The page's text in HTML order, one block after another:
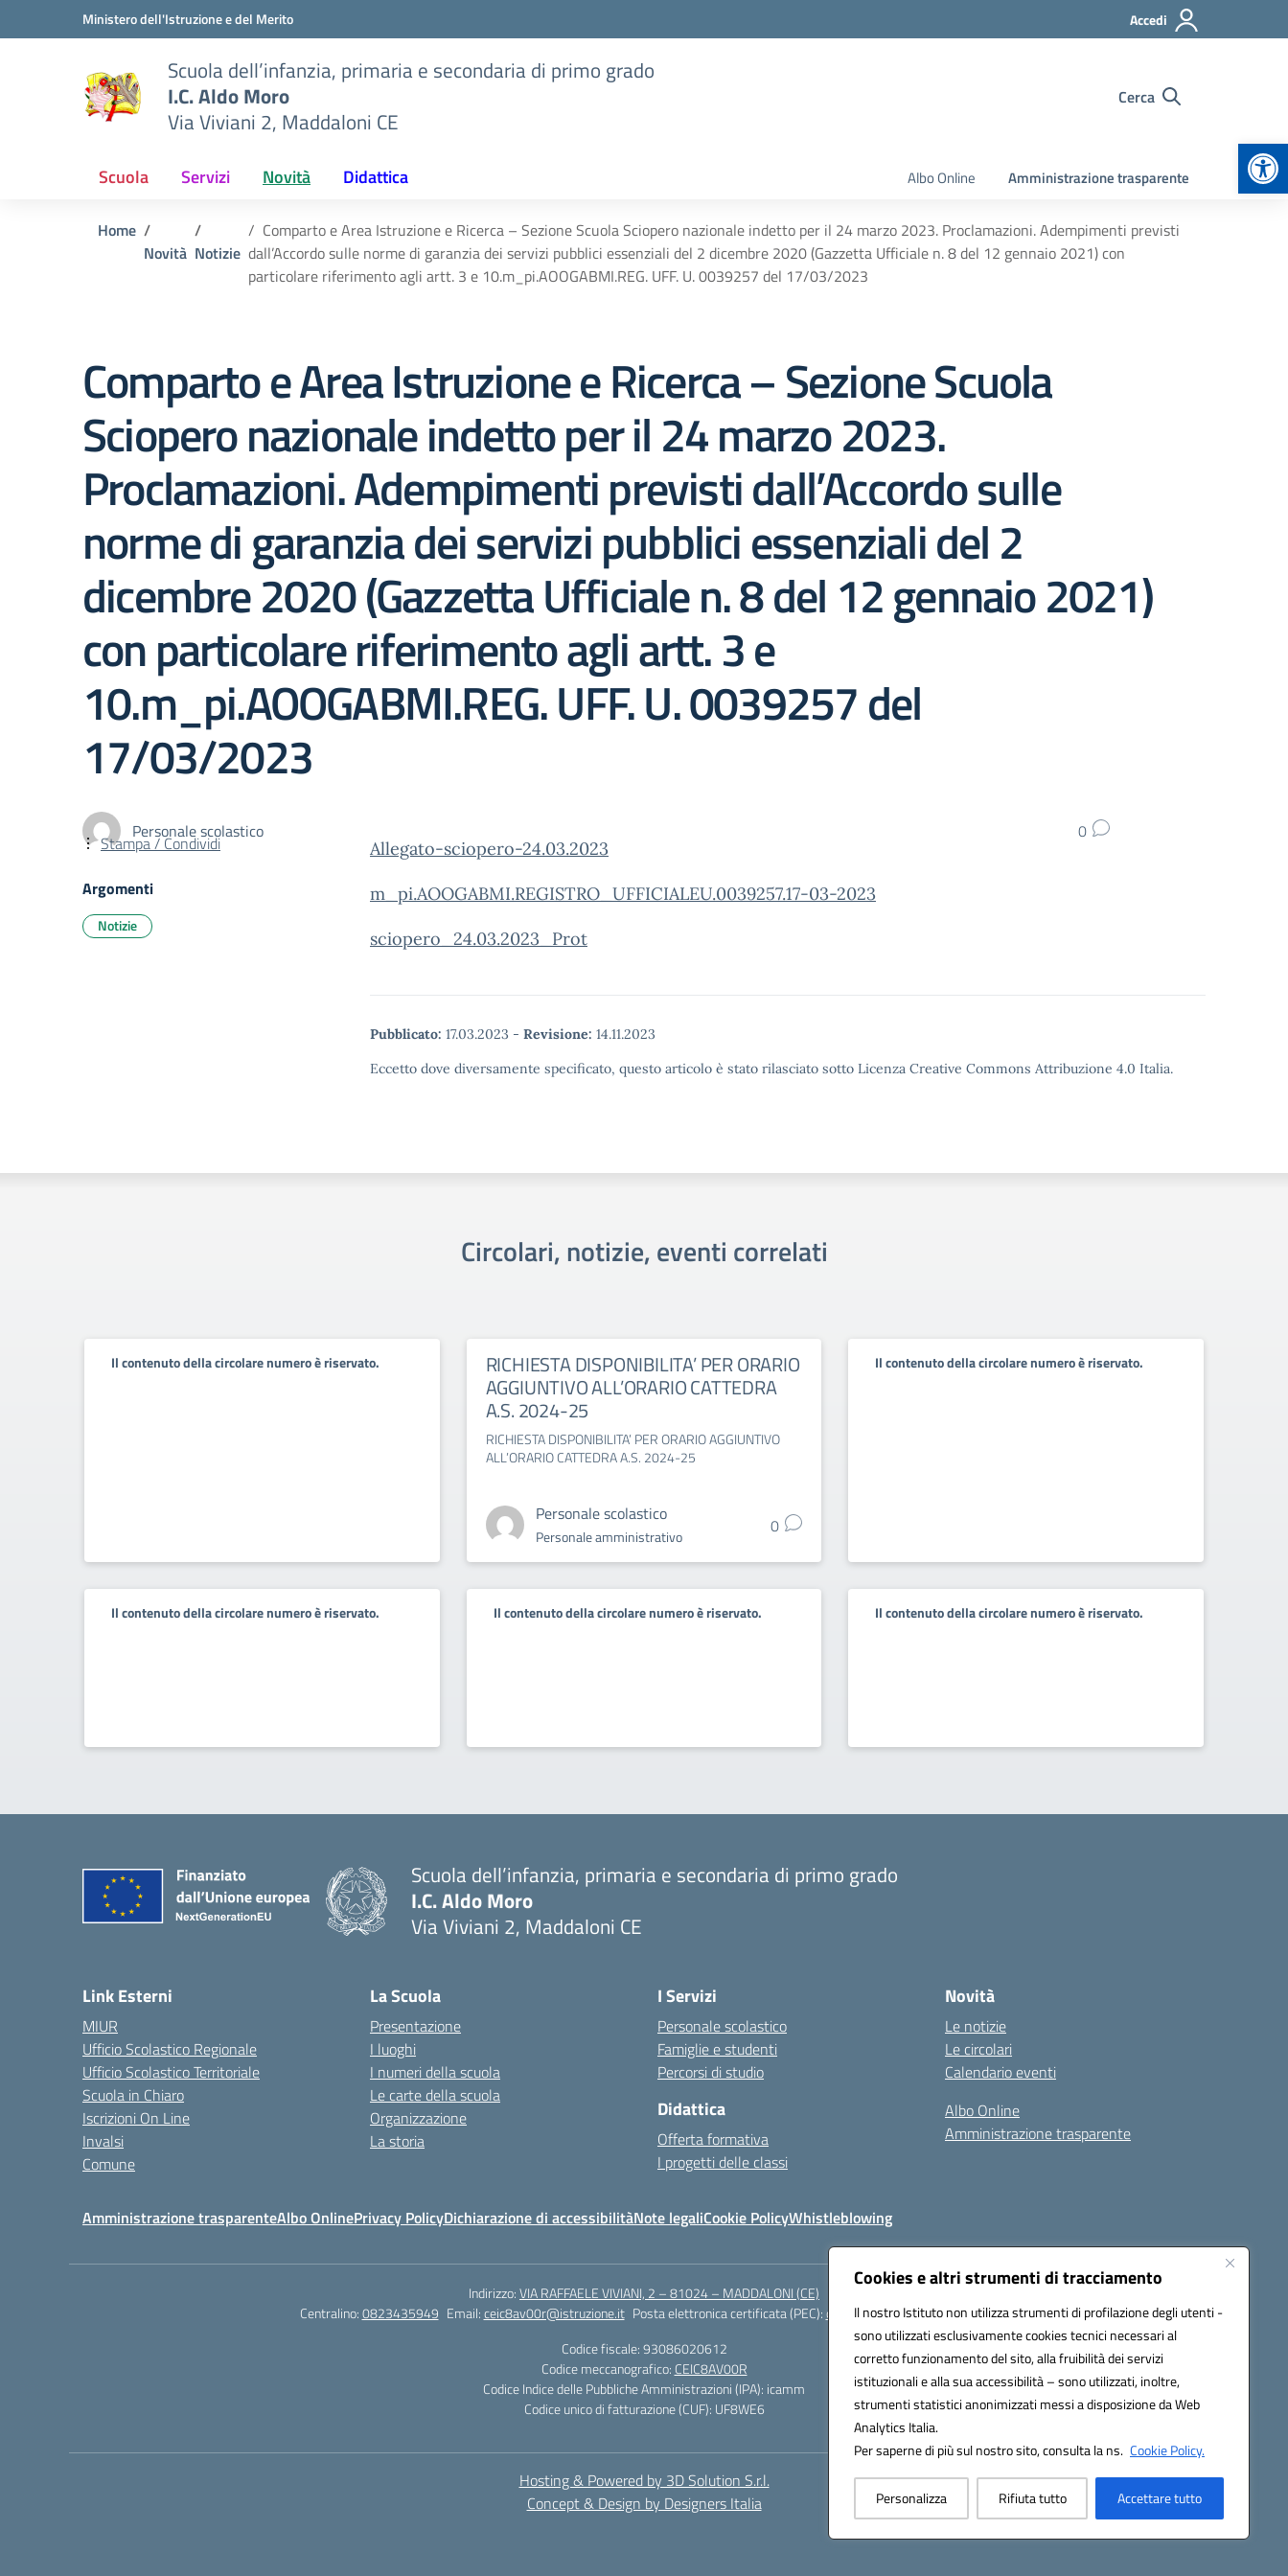
Cookies e altri strumenti di tracciamento
Il nostro Istituto non utilizza strumenti di profilazione degli utenti -
sono utilizzati esclusivamente cookies tecnici necessari al
corretto funzionamento del sito, alla fruibilità dei servizi
istituzionali e alla sua accessibilità – sono utilizzati, inoltre,
strumenti statistici anonimizzati messi a disposizione da Web
Analytics Italia.
Per saperne di più sul nostro sito, consulta la ns. Cookie Policy.
Personalizza Rifiuta tutto Accettare tutto
Vai ai contenuti
Vai al menu di navigazioneMinistero dell'Istruzione e del Merito Accedi
Scuola dell’infanzia, primaria e secondaria di primo grado
I.C. Aldo Moro
Via Viviani 2, Maddaloni CE
Cerca
Scuola Servizi Novità Didattica Albo Online Amministrazione trasparente
Home
Novità Notizie
Comparto e Area Istruzione e Ricerca – Sezione Scuola Sciopero nazionale indetto per il 24 marzo 2023. Proclamazioni. Adempimenti previsti
dall’Accordo sulle norme di garanzia dei servizi pubblici essenziali del 2 dicembre 2020 (Gazzetta Ufficiale n. 8 del 12 gennaio 2021) con
particolare riferimento agli artt. 3 e 10.m_pi.AOOGABMI.REG. UFF. U. 0039257 del 17/03/2023
Comparto e Area Istruzione e Ricerca – Sezione Scuola
Sciopero nazionale indetto per il 24 marzo 2023.
Proclamazioni. Adempimenti previsti dall’Accordo sulle
norme di garanzia dei servizi pubblici essenziali del 2
dicembre 2020 (Gazzetta Ufficiale n. 8 del 12 gennaio 2021)
con particolare riferimento agli artt. 3 e
10.m_pi.AOOGABMI.REG. UFF. U. 0039257 del
17/03/2023
Personale scolastico 0
Allegato-sciopero-24.03.2023
m_pi.AOOGABMI.REGISTRO_UFFICIALEU.0039257.17-03-2023
sciopero_24.03.2023_Prot
Pubblicato: 17.03.2023 - Revisione: 14.11.2023
Eccetto dove diversamente specificato, questo articolo è stato rilasciato sotto Licenza Creative Commons Attribuzione 4.0 Italia.
Stampa / Condividi
Argomenti
Notizie
Circolari, notizie, eventi correlati
Il contenuto della circolare numero è riservato. RICHIESTA DISPONIBILITA’ PER ORARIO
AGGIUNTIVO ALL’ORARIO CATTEDRA
A.S. 2024-25
RICHIESTA DISPONIBILITA’ PER ORARIO AGGIUNTIVO
ALL’ORARIO CATTEDRA A.S. 2024-25
Personale scolastico
Personale amministrativo 0
Il contenuto della circolare numero è riservato.
Il contenuto della circolare numero è riservato. Il contenuto della circolare numero è riservato. Il contenuto della circolare numero è riservato.
Scuola dell’infanzia, primaria e secondaria di primo grado
I.C. Aldo Moro
Via Viviani 2, Maddaloni CE
Link Esterni
MIUR
Ufficio Scolastico Regionale
Ufficio Scolastico Territoriale
Scuola in Chiaro
Iscrizioni On Line
Invalsi
Comune
La Scuola
Presentazione
I luoghi
I numeri della scuola
Le carte della scuola
Organizzazione
La storia
I Servizi
Personale scolastico
Famiglie e studenti
Percorsi di studio
Didattica
Offerta formativa
I progetti delle classi
Novità
Le notizie
Le circolari
Calendario eventi
Albo Online
Amministrazione trasparente
Amministrazione trasparenteAlbo OnlinePrivacy PolicyDichiarazione di accessibilitàNote legaliCookie PolicyWhistleblowing
Indirizzo:VIA RAFFAELE VIVIANI, 2 – 81024 – MADDALONI (CE)
Centralino:0823435949 Email:ceic8av00r@istruzione.it Posta elettronica certificata (PEC):ceic8av00r@pec.istruzione.it
Codice fiscale: 93086020612
Codice meccanografico: CEIC8AV00R
Codice Indice delle Pubbliche Amministrazioni (IPA): icamm
Codice unico di fatturazione (CUF): UF8WE6
Hosting & Powered by 3D Solution S.r.l.
Concept & Design by Designers Italia